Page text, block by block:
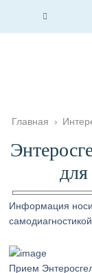
Главная ›
Информация
Прием